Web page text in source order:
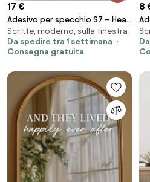
17 €
Adesivo per specchio S7 – Head
in the clouds
Scritte, moderno, sulla finestra
Da spedire tra 1 settimana
Consegna gratuita
8